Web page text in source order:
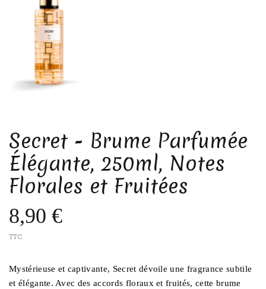
Secret - Brume Parfumée
Élégante, 250ml, Notes
Florales et Fruitées
8,90 €
TTC
Mystérieuse et captivante, Secret dévoile une fragrance subtile
et élégante. Avec des accords floraux et fruités, cette brume